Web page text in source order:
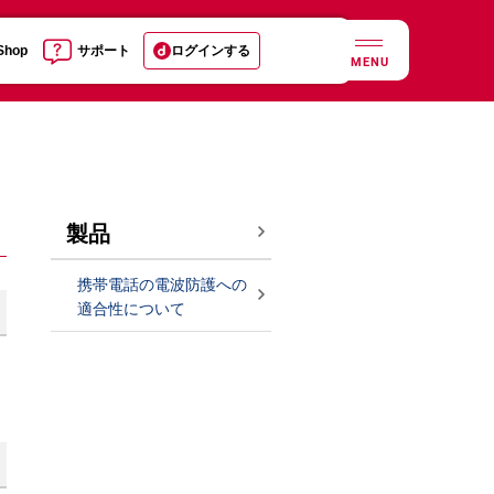
サポート ログインする
MENU
製品
携帯電話の電波防護への
適合性について